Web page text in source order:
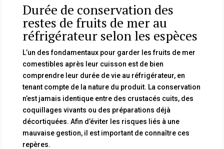
Durée de conservation des
restes de fruits de mer au
réfrigérateur selon les espèces
L’un des fondamentaux pour garder les fruits de mer
comestibles après leur cuisson est de bien
comprendre leur durée de vie au réfrigérateur, en
tenant compte de la nature du produit. La conservation
n’est jamais identique entre des crustacés cuits, des
coquillages vivants ou des préparations déjà
décortiquées. Afin d’éviter les risques liés à une
mauvaise gestion, il est important de connaître ces
repères.